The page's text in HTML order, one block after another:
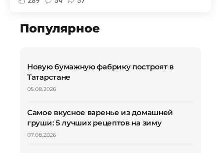
Популярное
Новую бумажную фабрику построят в
Татарстане
05.08.2026
Самое вкусное варенье из домашней
груши: 5 лучших рецептов на зиму
07.08.2026